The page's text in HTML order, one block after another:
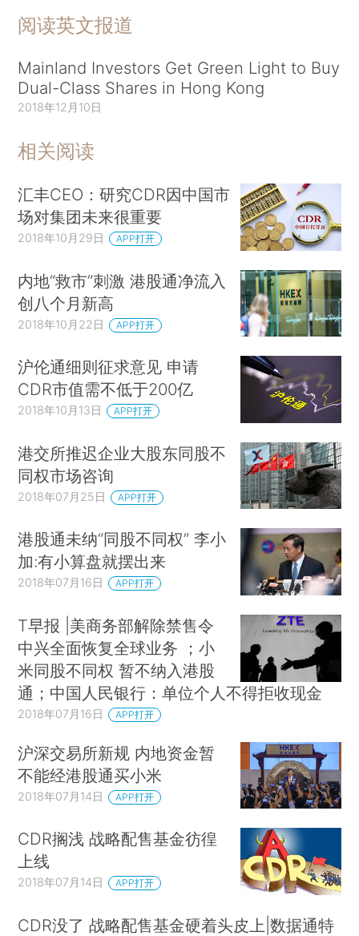
阅读英文报道
Mainland Investors Get Green Light to Buy
Dual-Class Shares in Hong Kong
2018年12月10日
相关阅读
汇丰CEO：研究CDR因中国市
场对集团未来很重要
2018年10月29日 APP打开
内地“救市”刺激 港股通净流入
创八个月新高
2018年10月22日 APP打开
沪伦通细则征求意见 申请
CDR市值需不低于200亿
2018年10月13日 APP打开
港交所推迟企业大股东同股不
同权市场咨询
2018年07月25日 APP打开
港股通未纳“同股不同权” 李小
加:有小算盘就摆出来
2018年07月16日 APP打开
T早报 |美商务部解除禁售令
中兴全面恢复全球业务 ；小
米同股不同权 暂不纳入港股
通；中国人民银行：单位个人不得拒收现金
2018年07月16日 APP打开
沪深交易所新规 内地资金暂
不能经港股通买小米
2018年07月14日 APP打开
CDR搁浅 战略配售基金彷徨
上线
2018年07月14日 APP打开
CDR没了 战略配售基金硬着头皮上|数据通特